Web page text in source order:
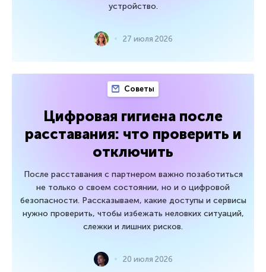
устройство.
27 июля 2026
Советы
Цифровая гигиена после
расставания: что проверить и
отключить
После расставания с партнером важно позаботиться
не только о своем состоянии, но и о цифровой
безопасности. Рассказываем, какие доступы и сервисы
нужно проверить, чтобы избежать неловких ситуаций,
слежки и лишних рисков.
20 июля 2026